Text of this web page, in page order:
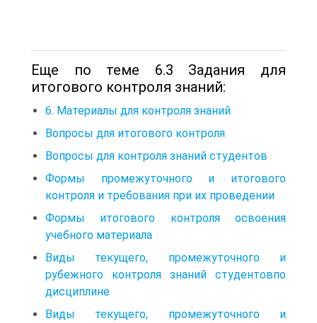
Еще по теме 6.3 Задания для
итогового контроля знаний:
6. Материалы для контроля знаний
Вопросы для итогового контроля
Вопросы для контроля знаний студентов
Формы промежуточного и итогового
контроля и требования при их проведении
Формы итогового контроля освоения
учебного материала
Виды текущего, промежуточного и
рубежного контроля знаний студентовпо
дисциплине
Виды текущего, промежуточного и